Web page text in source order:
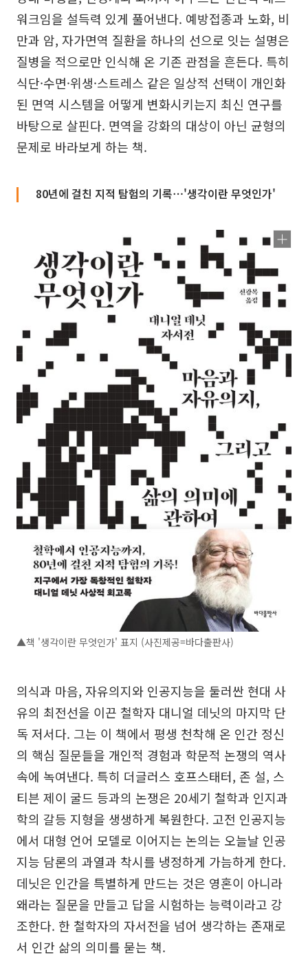
워크임을 설득력 있게 풀어낸다. 예방접종과 노화, 비
만과 암, 자가면역 질환을 하나의 선으로 잇는 설명은
질병을 적으로만 인식해 온 기존 관점을 흔든다. 특히
식단·수면·위생·스트레스 같은 일상적 선택이 개인화
된 면역 시스템을 어떻게 변화시키는지 최신 연구를
바탕으로 살핀다. 면역을 강화의 대상이 아닌 균형의
문제로 바라보게 하는 책.
80년에 걸친 지적 탐험의 기록⋯'생각이란 무엇인가'
▲책 '생각이란 무엇인가' 표지 (사진제공=바다출판사)
의식과 마음, 자유의지와 인공지능을 둘러싼 현대 사
유의 최전선을 이끈 철학자 대니얼 데닛의 마지막 단
독 저서다. 그는 이 책에서 평생 천착해 온 인간 정신
의 핵심 질문들을 개인적 경험과 학문적 논쟁의 역사
속에 녹여낸다. 특히 더글러스 호프스태터, 존 설, 스
티븐 제이 굴드 등과의 논쟁은 20세기 철학과 인지과
학의 갈등 지형을 생생하게 복원한다. 고전 인공지능
에서 대형 언어 모델로 이어지는 논의는 오늘날 인공
지능 담론의 과열과 착시를 냉정하게 가늠하게 한다.
데닛은 인간을 특별하게 만드는 것은 영혼이 아니라
왜라는 질문을 만들고 답을 시험하는 능력이라고 강
조한다. 한 철학자의 자서전을 넘어 생각하는 존재로
서 인간 삶의 의미를 묻는 책.